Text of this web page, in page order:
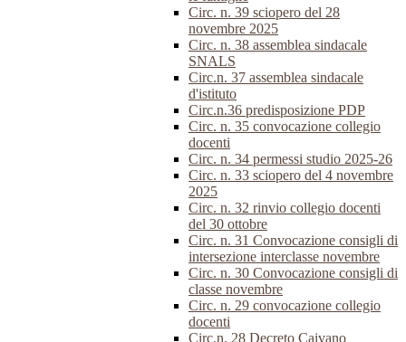
Circ. n. 39 sciopero del 28
novembre 2025
Circ. n. 38 assemblea sindacale
SNALS
Circ.n. 37 assemblea sindacale
d'istituto
Circ.n.36 predisposizione PDP
Circ. n. 35 convocazione collegio
docenti
Circ. n. 34 permessi studio 2025-26
Circ. n. 33 sciopero del 4 novembre
2025
Circ. n. 32 rinvio collegio docenti
del 30 ottobre
Circ. n. 31 Convocazione consigli di
intersezione interclasse novembre
Circ. n. 30 Convocazione consigli di
classe novembre
Circ. n. 29 convocazione collegio
docenti
Circ.n. 28 Decreto Caivano